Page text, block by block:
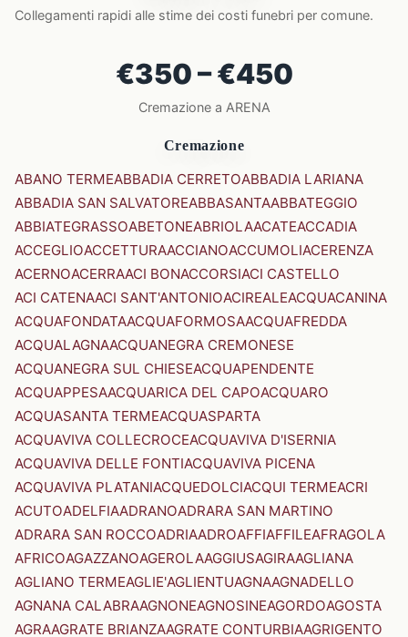
Collegamenti rapidi alle stime dei costi funebri per comune.
€350 – €450
Cremazione a ARENA
Cremazione
ABANO TERMEABBADIA CERRETOABBADIA LARIANA
ABBADIA SAN SALVATOREABBASANTAABBATEGGIO
ABBIATEGRASSOABETONEABRIOLAACATEACCADIA
ACCEGLIOACCETTURAACCIANOACCUMOLIACERENZA
ACERNOACERRAACI BONACCORSIACI CASTELLO
ACI CATENAACI SANT'ANTONIOACIREALEACQUACANINA
ACQUAFONDATAACQUAFORMOSAACQUAFREDDA
ACQUALAGNAACQUANEGRA CREMONESE
ACQUANEGRA SUL CHIESEACQUAPENDENTE
ACQUAPPESAACQUARICA DEL CAPOACQUARO
ACQUASANTA TERMEACQUASPARTA
ACQUAVIVA COLLECROCEACQUAVIVA D'ISERNIA
ACQUAVIVA DELLE FONTIACQUAVIVA PICENA
ACQUAVIVA PLATANIACQUEDOLCIACQUI TERMEACRI
ACUTOADELFIAADRANOADRARA SAN MARTINO
ADRARA SAN ROCCOADRIAADROAFFIAFFILEAFRAGOLA
AFRICOAGAZZANOAGEROLAAGGIUSAGIRAAGLIANA
AGLIANO TERMEAGLIE'AGLIENTUAGNAAGNADELLO
AGNANA CALABRAAGNONEAGNOSINEAGORDOAGOSTA
AGRAAGRATE BRIANZAAGRATE CONTURBIAAGRIGENTO